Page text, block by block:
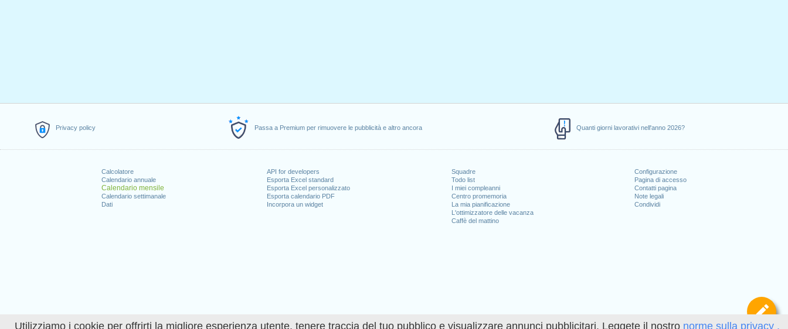
Utilizziamo i cookie per offrirti la migliore esperienza utente, tenere traccia del tuo pubblico e visualizzare annunci pubblicitari. Leggete il nostro norme sulla privacy .
Privacy policy Passa a Premium per rimuovere le pubblicità e altro ancora Quanti giorni lavorativi nell'anno 2026?
Calcolatore
Calendario annuale
Calendario mensile
Calendario settimanale
Dati
API for developers
Esporta Excel standard
Esporta Excel personalizzato
Esporta calendario PDF
Incorpora un widget
Squadre
Todo list
I miei compleanni
Centro promemoria
La mia pianificazione
L'ottimizzatore delle vacanza
Caffè del mattino
Configurazione
Pagina di accesso
Contatti pagina
Note legali
Condividi